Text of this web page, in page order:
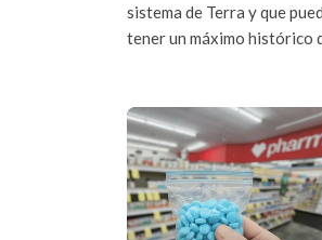
sistema de Terra y que
tener un máximo histórico